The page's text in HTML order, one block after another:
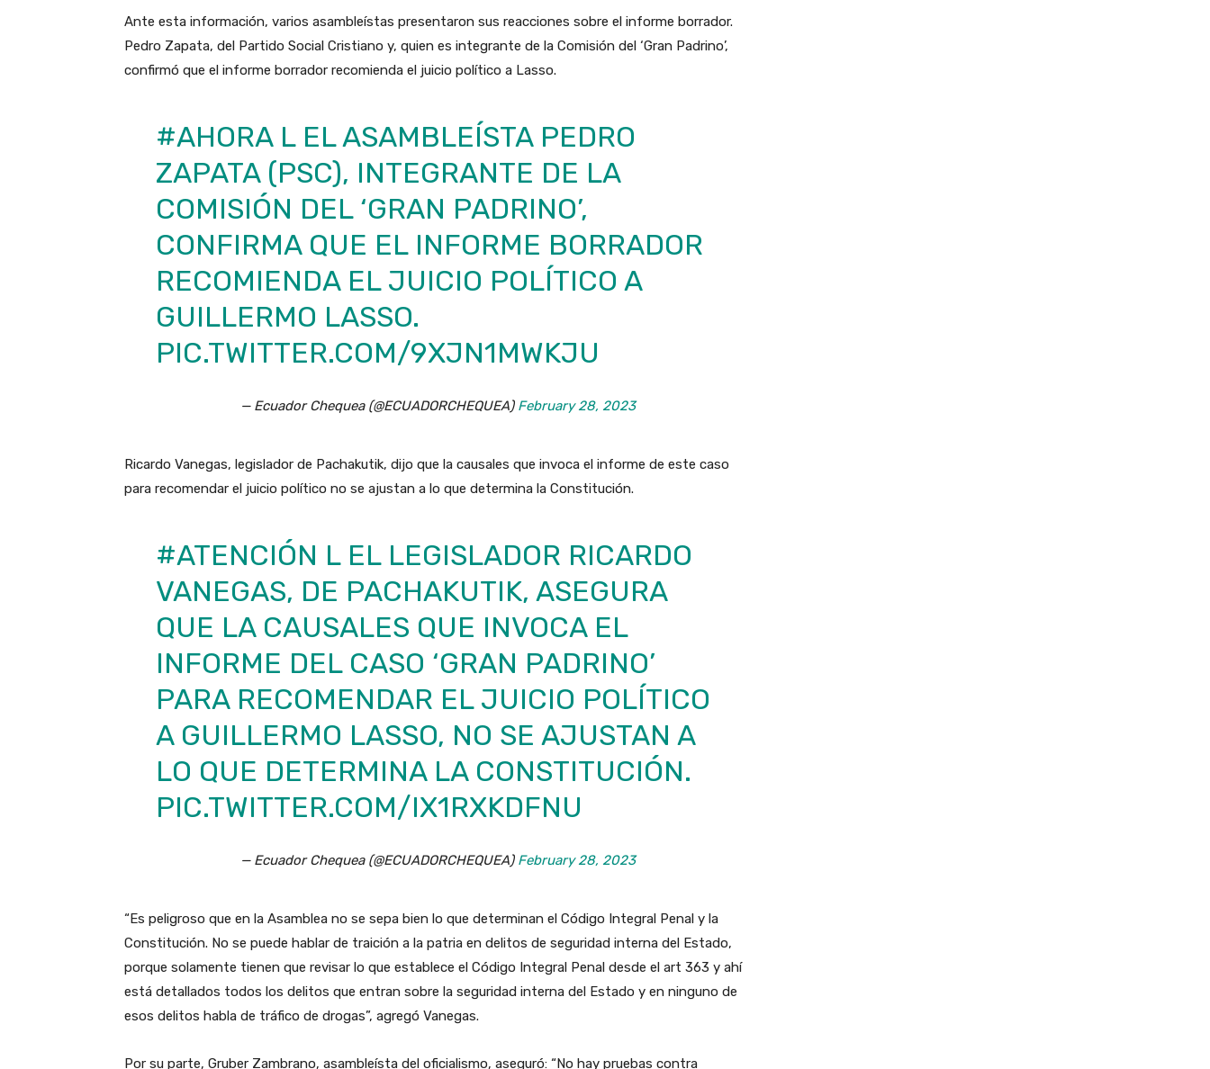
Ante esta información, varios asambleístas presentaron sus reacciones sobre el informe borrador.
Pedro Zapata, del Partido Social Cristiano y, quien es integrante de la Comisión del ‘Gran Padrino’,
confirmó que el informe borrador recomienda el juicio político a Lasso.
#AHORAL EL ASAMBLEÍSTA PEDRO
ZAPATA (PSC), INTEGRANTE DE LA
COMISIÓN DEL ‘GRAN PADRINO’,
CONFIRMA QUE EL INFORME BORRADOR
RECOMIENDA EL JUICIO POLÍTICO A
GUILLERMO LASSO.
PIC.TWITTER.COM/9XJN1MWKJU
— Ecuador Chequea (@ECUADORCHEQUEA) February 28, 2023
Ricardo Vanegas, legislador de Pachakutik, dijo que la causales que invoca el informe de este caso
para recomendar el juicio político no se ajustan a lo que determina la Constitución.
#ATENCIÓN L EL LEGISLADOR RICARDO
VANEGAS, DE PACHAKUTIK, ASEGURA
QUE LA CAUSALES QUE INVOCA EL
INFORME DEL CASO ‘GRAN PADRINO’
PARA RECOMENDAR EL JUICIO POLÍTICO
A GUILLERMO LASSO, NO SE AJUSTAN A
LO QUE DETERMINA LA CONSTITUCIÓN.
PIC.TWITTER.COM/IX1RXKDFNU
— Ecuador Chequea (@ECUADORCHEQUEA) February 28, 2023
“Es peligroso que en la Asamblea no se sepa bien lo que determinan el Código Integral Penal y la
Constitución. No se puede hablar de traición a la patria en delitos de seguridad interna del Estado,
porque solamente tienen que revisar lo que establece el Código Integral Penal desde el art 363 y ahí
está detallados todos los delitos que entran sobre la seguridad interna del Estado y en ninguno de
esos delitos habla de tráfico de drogas”, agregó Vanegas.
Por su parte, Gruber Zambrano, asambleísta del oficialismo, aseguró: “No hay pruebas contra